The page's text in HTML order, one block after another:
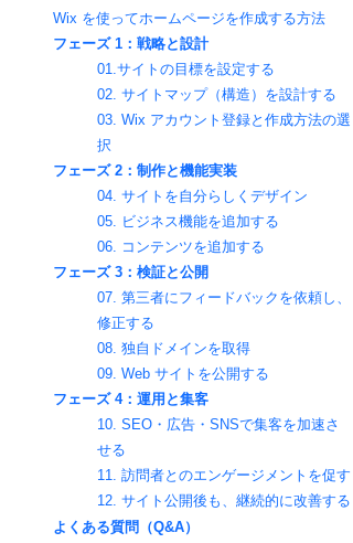
Wix を使ってホームページを作成する方法
フェーズ 1：戦略と設計
01.サイトの目標を設定する
02. サイトマップ（構造）を設計する
03. Wix アカウント登録と作成方法の選
択
フェーズ 2：制作と機能実装
04. サイトを自分らしくデザイン
05. ビジネス機能を追加する
06. コンテンツを追加する
フェーズ 3：検証と公開
07. 第三者にフィードバックを依頼し、
修正する
08. 独自ドメインを取得
09. Web サイトを公開する
フェーズ 4：運用と集客
10. SEO・広告・SNSで集客を加速さ
せる
11. 訪問者とのエンゲージメントを促す
12. サイト公開後も、継続的に改善する
よくある質問（Q&A）